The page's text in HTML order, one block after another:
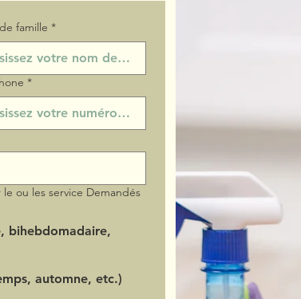
famille *
*
ou les service Demandés
bihebdomadaire,
automne, etc.)